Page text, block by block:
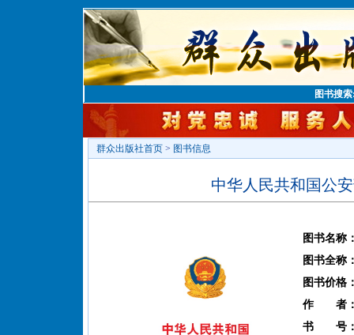
图书搜
群众出版社首页 > 图书信息
中华人民共和国公
图书名称
图书全称
图书价格
作 者
书 号